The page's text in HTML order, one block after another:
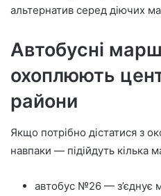
альтернатив серед діючих
Автобусні
охоплюють
райони
Якщо потрібно дістатися з
навпаки — підійдуть кілька
автобус №26 — з’єднує